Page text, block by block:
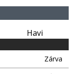
Havi
Zárva